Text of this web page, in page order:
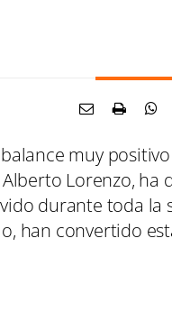
muy
Lorenzo, ha
durante toda la
han convertido